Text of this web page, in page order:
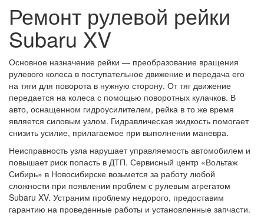
Ремонт рулевой рейки
Subaru XV
Основное назначение рейки — преобразование вращения
рулевого колеса в поступательное движение и передача его
на тяги для поворота в нужную сторону. От тяг движение
передается на колеса с помощью поворотных кулачков. В
авто, оснащенном гидроусилителем, рейка в то же время
является силовым узлом. Гидравлическая жидкость помогает
снизить усилие, прилагаемое при выполнении маневра.
Неисправность узла нарушает управляемость автомобилем и
повышает риск попасть в ДТП. Сервисный центр «Вольтаж
Сибирь» в Новосибирске возьмется за работу любой
сложности при появлении проблем с рулевым агрегатом
Subaru XV. Устраним проблему недорого, предоставим
гарантию на проведенные работы и установленные запчасти.